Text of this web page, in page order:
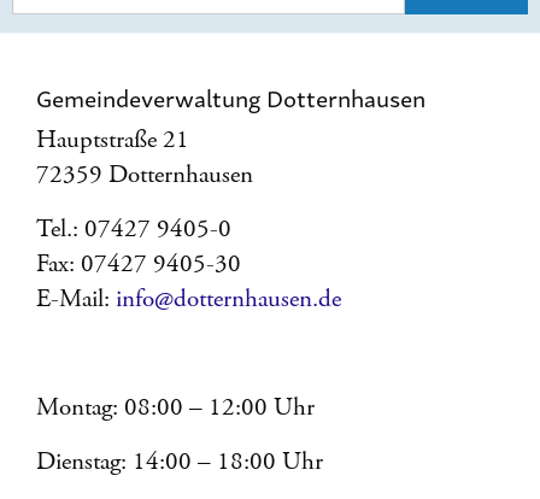
Gemeindeverwaltung Dotternhausen
Hauptstraße 21
72359 Dotternhausen
Tel.: 07427 9405-0
Fax: 07427 9405-30
E-Mail: info@dotternhausen.de
Montag: 08:00 – 12:00 Uhr
Dienstag: 14:00 – 18:00 Uhr